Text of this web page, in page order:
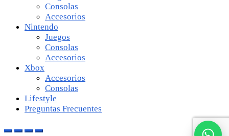
Consolas
Accesorios
Nintendo
Juegos
Consolas
Accesorios
Xbox
Accesorios
Consolas
Lifestyle
Preguntas Frecuentes